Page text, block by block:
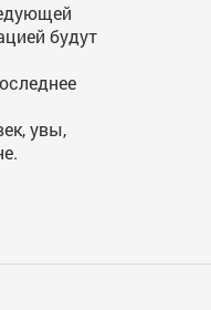
будут
увы,